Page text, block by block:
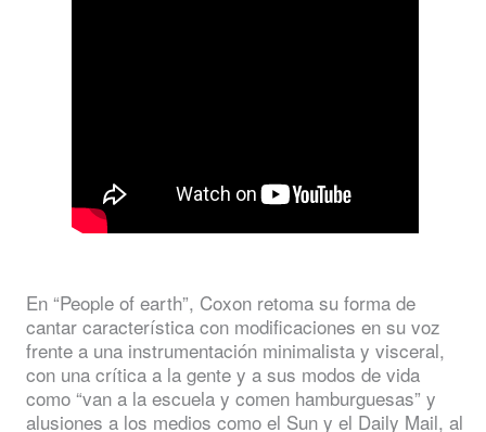
En “People of earth”, Coxon retoma su forma de
cantar característica con modificaciones en su voz
frente a una instrumentación minimalista y visceral,
con una crítica a la gente y a sus modos de vida
como “van a la escuela y comen hamburguesas” y
alusiones a los medios como el Sun y el Daily Mail, al